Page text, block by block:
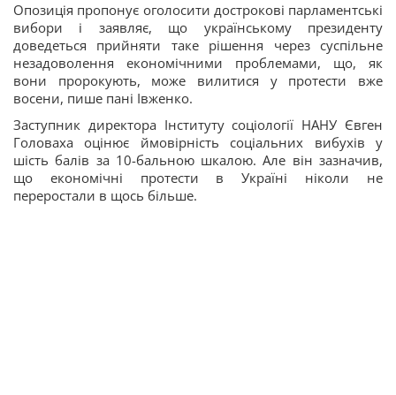
Опозиція пропонує оголосити дострокові парламентські
вибори і заявляє, що українському президенту
доведеться прийняти таке рішення через суспільне
незадоволення економічними проблемами, що, як
вони пророкують, може вилитися у протести вже
восени, пише пані Івженко.
Заступник директора Інституту соціології НАНУ Євген
Головаха оцінює ймовірність соціальних вибухів у
шість балів за 10-бальною шкалою. Але він зазначив,
що економічні протести в Україні ніколи не
переростали в щось більше.